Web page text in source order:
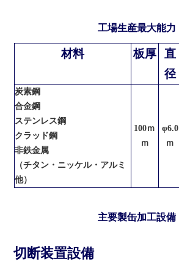
工場生産最大能力
材料 板厚
直
径
炭素鋼
合金鋼
ステンレス鋼
クラッド鋼
非鉄金属
（チタン・ニッケル・アルミ
他）
100ｍ
ｍ
φ6.0
ｍ
主要製缶加工設備
切断装置設備